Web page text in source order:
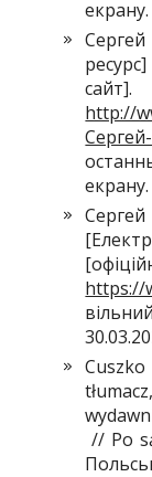
екрану.
http://
екрану.
https://
// Po